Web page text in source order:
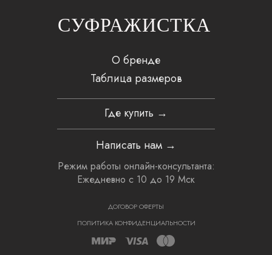
О бренде
Таблица размеров
Написать нам →
Где купить →
ПОЛИТИКА КОНФИДЕНЦИАЛЬНОСТИ
ДОГОВОР ОФЕРТЫ
Режим работы онлайн-консультанта:
Ежедневно с 10 до 19 Мск
СУФРАЖИСТКА